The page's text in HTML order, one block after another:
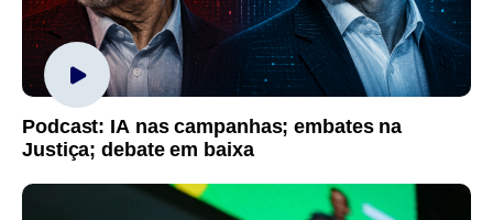
Podcast: IA nas campanhas; embates na
Justiça; debate em baixa